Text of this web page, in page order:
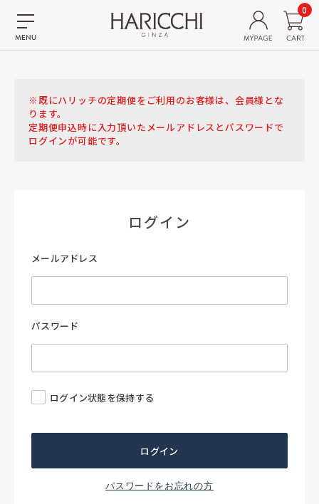
0
※既にハリッチの定期便をご利用のお客様は、会員様とな
ります。
定期便申込時に入力頂いたメールアドレスとパスワードで
ログインが可能です。
ログイン
メールアドレス
パスワード
ログイン状態を保持する
パスワードをお忘れの方